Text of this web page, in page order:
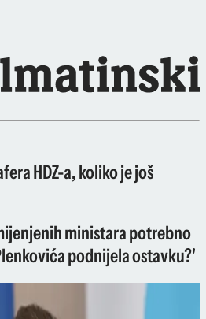
HDZ-a, koliko je još
ministara potrebno
podnijela ostavku?'